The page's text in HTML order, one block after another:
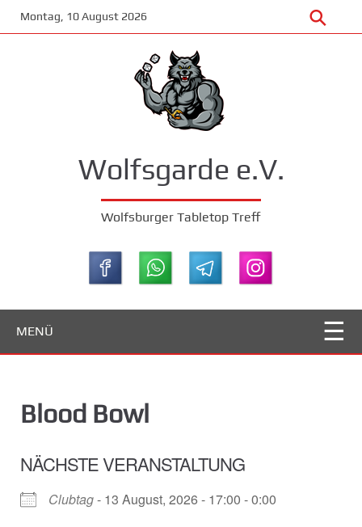
Hauptinhalt
Montag, 10 August 2026
Wolfsgarde e.V.
Wolfsburger Tabletop Treff
MENÜ
Blood Bowl
NÄCHSTE VERANSTALTUNG
Clubtag- 13 August, 2026 - 17:00 - 0:00